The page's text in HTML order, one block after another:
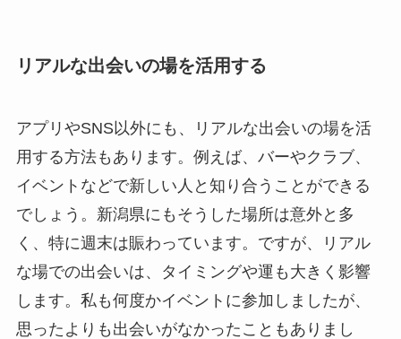
リアルな出会いの場を活用する
アプリやSNS以外にも、リアルな出会いの場を活
用する方法もあります。例えば、バーやクラブ、
イベントなどで新しい人と知り合うことができる
でしょう。新潟県にもそうした場所は意外と多
く、特に週末は賑わっています。ですが、リアル
な場での出会いは、タイミングや運も大きく影響
します。私も何度かイベントに参加しましたが、
思ったよりも出会いがなかったこともありまし